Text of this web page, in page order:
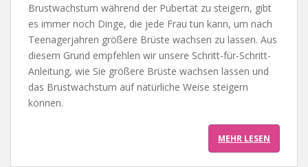
Brustwachstum während der Pubertät zu steigern, gibt
es immer noch Dinge, die jede Frau tun kann, um nach
Teenagerjahren größere Brüste wachsen zu lassen. Aus
diesem Grund empfehlen wir unsere Schritt-für-Schritt-
Anleitung, wie Sie größere Brüste wachsen lassen und
das Brustwachstum auf natürliche Weise steigern
können.
MEHR LESEN